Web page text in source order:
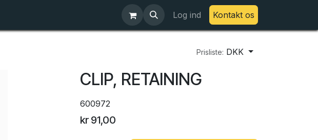
Log ind Kontakt os
Prisliste: DKK
CLIP, RETAINING
600972
kr 91,00